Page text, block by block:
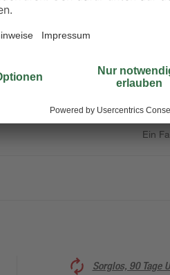
Der
nach
Ein
Sorglos, 90 Tage